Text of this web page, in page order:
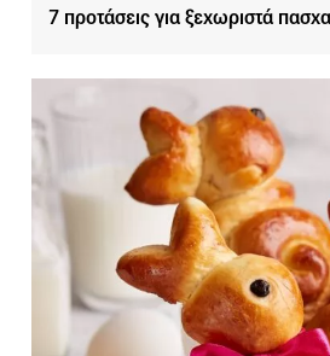
7 προτάσεις για ξεχωριστά